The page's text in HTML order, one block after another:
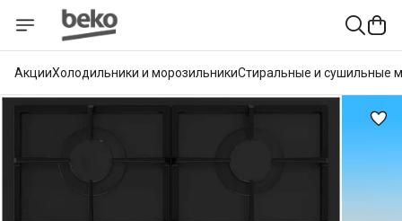
АкцииХолодильники и морозильникиСтиральные и сушильные